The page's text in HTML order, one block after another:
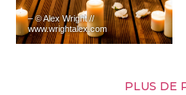
– © Alex Wright //
www.wrightalex.com
PLUS DE